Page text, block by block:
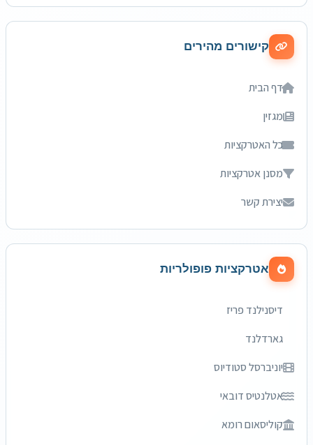
קישורים מהירים
דף הבית
מגזין
כל האטרקציות
מסנן אטרקציות
יצירת קשר
אטרקציות פופולריות
דיסנילנד פריז
גארדלנד
יוניברסל סטודיוס
אטלנטיס דובאי
קוליסאום רומא